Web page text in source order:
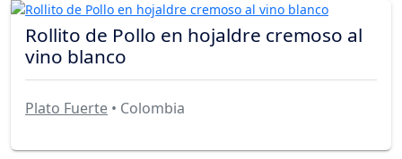
Rollito de Pollo en hojaldre cremoso al
vino blanco
Plato Fuerte • Colombia